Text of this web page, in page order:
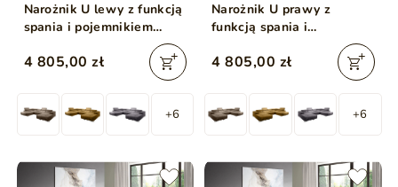
Narożnik U lewy z funkcją
spania i pojemnikiem
4 805,00 zł
+6
Narożnik U prawy z
funkcją spania i
pojemnikiem Solam U
Szary
4 805,00 zł
+6